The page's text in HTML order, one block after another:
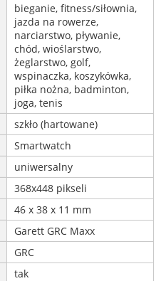
bieganie, fitness/siłownia,
jazda na rowerze,
narciarstwo, pływanie,
chód, wioślarstwo,
żeglarstwo, golf,
wspinaczka, koszykówka,
piłka nożna, badminton,
joga, tenis
szkło (hartowane)
Smartwatch
uniwersalny
368x448 pikseli
46 x 38 x 11 mm
Garett GRC Maxx
GRC
tak